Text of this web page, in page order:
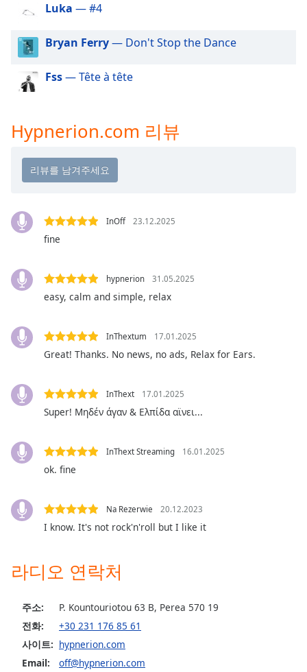
Beginning
window.
Escape
cancel
and
close
window.
Text
Color
Opacity
Background
Color
Opacity
Background
Color
Opacity
Style
Luka — #4
Bryan Ferry— Don't Stop the Dance
Fss— Tête à tête
Hypnerion.com 리뷰
InOff 23.12.2025
fine
hypnerion 31.05.2025
easy, calm and simple, relax
InThextum 17.01.2025
Great! Thanks. No news, no ads, Relax for Ears.
InThext 17.01.2025
Super! Μηδέν άγαν & Ελπίδα αϊνει...
InThext Streaming 16.01.2025
ok. fine
Na Rezerwie 20.12.2023
I know. It's not rock'n'roll but I like it
라디오 연락처
주소:
P. Kountouriotou 63 B, Perea 570 19
전화:
+30 231 176 85 61
사이트: hypnerion.com
Email:
off@hypnerion.com